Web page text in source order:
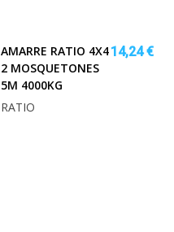
AMARRE RATIO 4X4
2 MOSQUETONES
5M 4000KG
14,24 €
RATIO